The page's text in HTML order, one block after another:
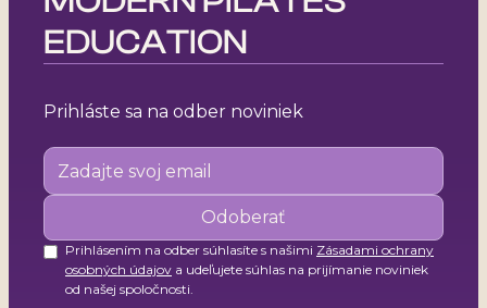
EDUCATION
Prihláste sa na odber noviniek
Prihlásením na odber súhlasíte s našimi Zásadami ochrany
osobných údajov a udeľujete súhlas na prijímanie noviniek
od našej spoločnosti.